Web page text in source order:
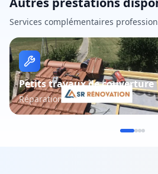
Services complémentaires
Petits travaux de couverture
Réparations et entretien